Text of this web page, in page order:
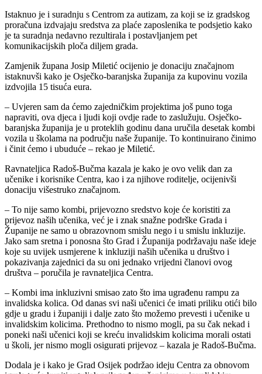
Istaknuo je i suradnju s Centrom za autizam, za koji se iz gradskog
proračuna izdvajaju sredstva za plaće zaposlenika te podsjetio kako
je ta suradnja nedavno rezultirala i postavljanjem pet
komunikacijskih ploča diljem grada.
Zamjenik župana Josip Miletić ocijenio je donaciju značajnom
istaknuvši kako je Osječko-baranjska županija za kupovinu vozila
izdvojila 15 tisuća eura.
– Uvjeren sam da ćemo zajedničkim projektima još puno toga
napraviti, ova djeca i ljudi koji ovdje rade to zaslužuju. Osječko-
baranjska županija je u proteklih godinu dana uručila desetak kombi
vozila u školama na području naše županije. To kontinuirano činimo
i činit ćemo i ubuduće – rekao je Miletić.
Ravnateljica Radoš-Bučma kazala je kako je ovo velik dan za
učenike i korisnike Centra, kao i za njihove roditelje, ocijenivši
donaciju višestruko značajnom.
– To nije samo kombi, prijevozno sredstvo koje će koristiti za
prijevoz naših učenika, već je i znak snažne podrške Grada i
Županije ne samo u obrazovnom smislu nego i u smislu inkluzije.
Jako sam sretna i ponosna što Grad i Županija podržavaju naše ideje
koje su uvijek usmjerene k inkluziji naših učenika u društvo i
pokazivanja zajednici da su oni jednako vrijedni članovi ovog
društva – poručila je ravnateljica Centra.
– Kombi ima inkluzivni smisao zato što ima ugrađenu rampu za
invalidska kolica. Od danas svi naši učenici će imati priliku otići bilo
gdje u gradu i županiji i dalje zato što možemo prevesti i učenike u
invalidskim kolicima. Prethodno to nismo mogli, pa su čak nekad i
poneki naši učenici koji se kreću invalidskim kolicima morali ostati
u školi, jer nismo mogli osigurati prijevoz – kazala je Radoš-Bučma.
Dodala je i kako je Grad Osijek podržao ideju Centra za obnovom